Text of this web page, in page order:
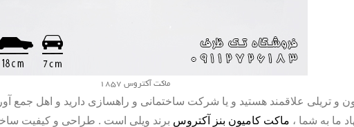
ماکت آکتروس 1857
و تریلی علاقمند هستید و یا شرکت ساختمانی و راهسازی دارید و اهل جمع
ما به شما ، ماکت کامیون بنز آکتروس برند ویلی است . طراحی و کیفیت